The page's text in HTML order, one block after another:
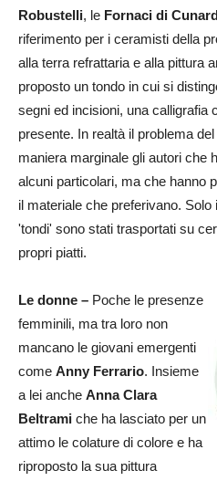
Robustelli, le Fornaci di
riferimento per i ceramisti della
alla terra refrattaria e alla pittura
proposto un tondo in cui si
segni ed incisioni, una calligrafia
presente. In realtà il problema
maniera marginale gli autori che
alcuni particolari, ma che hanno
il materiale che preferivano.
'tondi' sono stati trasportati su
propri piatti.
Le donne – Poche le presenze
femminili, ma tra loro non
mancano le giovani emergenti
come Anny Ferrario. Insieme
a lei anche Anna Clara
Beltrami che ha lasciato per un
attimo le colature di colore e ha
riproposto la sua pittura